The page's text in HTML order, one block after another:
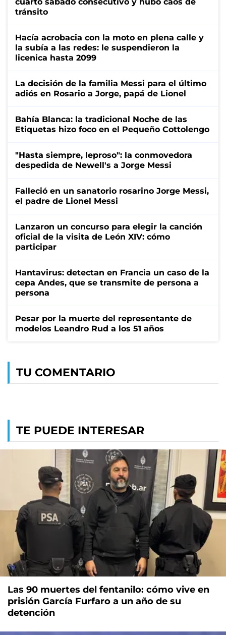
tránsito
Hacía acrobacia con la moto en plena calle y
la subía a las redes: le suspendieron la
licenica hasta 2099
La decisión de la familia Messi para el último
adiós en Rosario a Jorge, papá de Lionel
Bahía Blanca: la tradicional Noche de las
Etiquetas hizo foco en el Pequeño Cottolengo
"Hasta siempre, leproso": la conmovedora
despedida de Newell's a Jorge Messi
Falleció en un sanatorio rosarino Jorge Messi,
el padre de Lionel Messi
Lanzaron un concurso para elegir la canción
oficial de la visita de León XIV: cómo
participar
Hantavirus: detectan en Francia un caso de la
cepa Andes, que se transmite de persona a
persona
Pesar por la muerte del representante de
modelos Leandro Rud a los 51 años
TU COMENTARIO
TE PUEDE INTERESAR
Las 90 muertes del fentanilo: cómo vive en
prisión García Furfaro a un año de su
detención